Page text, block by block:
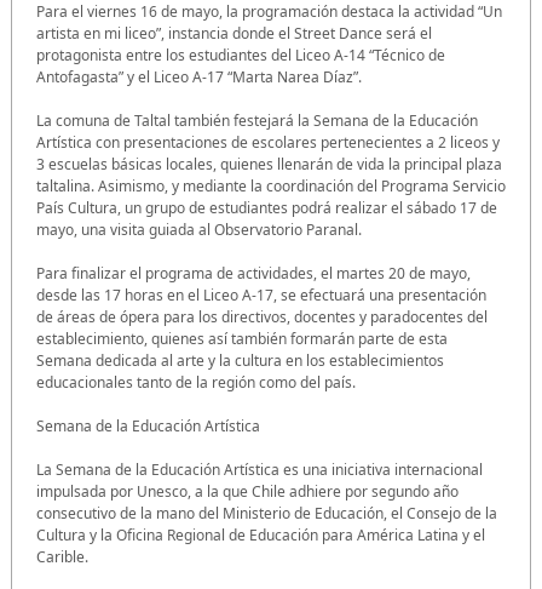
Para el viernes 16 de mayo, la programación destaca la actividad “Un
artista en mi liceo”, instancia donde el Street Dance será el
protagonista entre los estudiantes del Liceo A-14 “Técnico de
Antofagasta” y el Liceo A-17 “Marta Narea Díaz”.
La comuna de Taltal también festejará la Semana de la Educación
Artística con presentaciones de escolares pertenecientes a 2 liceos y
3 escuelas básicas locales, quienes llenarán de vida la principal plaza
taltalina. Asimismo, y mediante la coordinación del Programa Servicio
País Cultura, un grupo de estudiantes podrá realizar el sábado 17 de
mayo, una visita guiada al Observatorio Paranal.
Para finalizar el programa de actividades, el martes 20 de mayo,
desde las 17 horas en el Liceo A-17, se efectuará una presentación
de áreas de ópera para los directivos, docentes y paradocentes del
establecimiento, quienes así también formarán parte de esta
Semana dedicada al arte y la cultura en los establecimientos
educacionales tanto de la región como del país.
Semana de la Educación Artística
La Semana de la Educación Artística es una iniciativa internacional
impulsada por Unesco, a la que Chile adhiere por segundo año
consecutivo de la mano del Ministerio de Educación, el Consejo de la
Cultura y la Oficina Regional de Educación para América Latina y el
Carible.